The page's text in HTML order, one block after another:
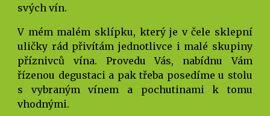
svých vín.
V mém malém sklípku, který je v čele sklepní
uličky rád přivítám jednotlivce i malé skupiny
příznivců vína. Provedu Vás, nabídnu Vám
řízenou degustaci a pak třeba posedíme u stolu
s vybraným vínem a pochutinami k tomu
vhodnými.